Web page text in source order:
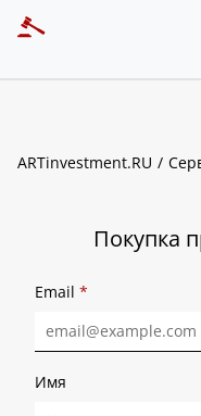
ARTinvestment.RU
Покупка
Email *
Имя